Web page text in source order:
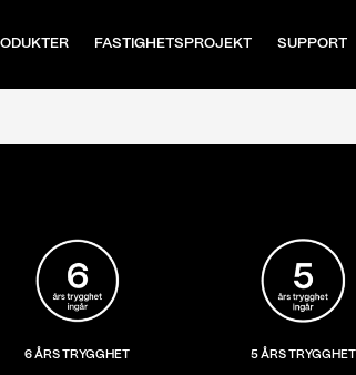
FASTIGHETSPROJEKT SUPPORT
6 ÅRS TRYGGHET 5 ÅRS TRYGGHET